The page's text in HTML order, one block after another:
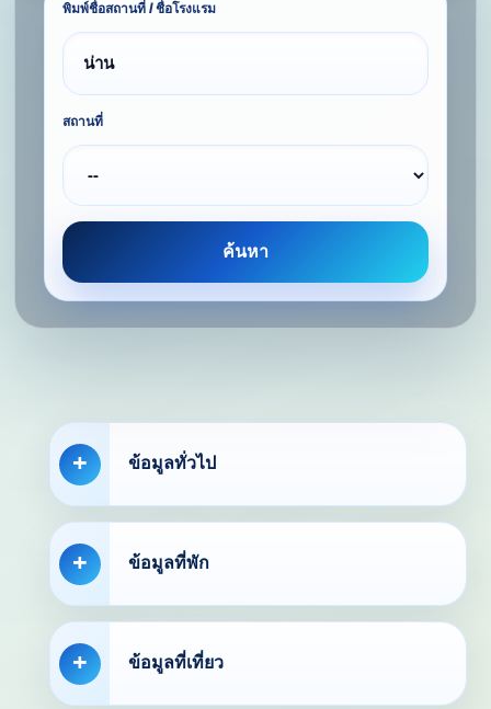
พิมพ์ชื่อสถานที่ / ชื่อโรงแรม
สถานที่
ค้นหา
ข้อมูลทั่วไป
ข้อมูลที่พัก
ข้อมูลที่เที่ยว